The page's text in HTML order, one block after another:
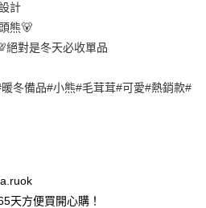
)免運費
計
熊🐻
絕對是冬天必收單品
冬備品#小熊#毛茸茸#可愛#熱銷款#
天方便買開心購！